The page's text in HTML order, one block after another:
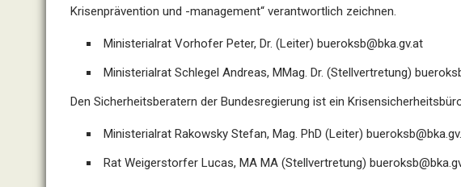
Krisenprävention und -management“ verantwortlich zeichnen.
Ministerialrat Vorhofer Peter, Dr. (Leiter) bueroksb@bka.gv.at
Ministerialrat Schlegel Andreas, MMag. Dr. (Stellvertretung)
Den Sicherheitsberatern der Bundesregierung ist ein
Ministerialrat Rakowsky Stefan, Mag. PhD (Leiter)
Rat Weigerstorfer Lucas, MA MA (Stellvertretung)